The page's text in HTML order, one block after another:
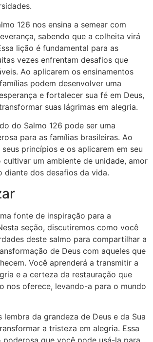
126 nos ensina a semear com
sabendo que a colheita virá
lição é fundamental para as
vezes enfrentam desafios que
Ao aplicarem os ensinamentos
podem desenvolver uma
e fortalecer sua fé em Deus,
suas lágrimas em alegria.
do Salmo 126 pode ser uma
para as famílias brasileiras. Ao
princípios e os aplicarem em seu
cultivar um ambiente de unidade, amor
diante dos desafios da vida.
fonte de inspiração para a
seção, discutiremos como você
deste salmo para compartilhar a
de Deus com aqueles que
Você aprenderá a transmitir a
e a certeza da restauração que
nos oferece, levando-a para o mundo
lembra da grandeza de Deus e da Sua
a tristeza em alegria. Essa